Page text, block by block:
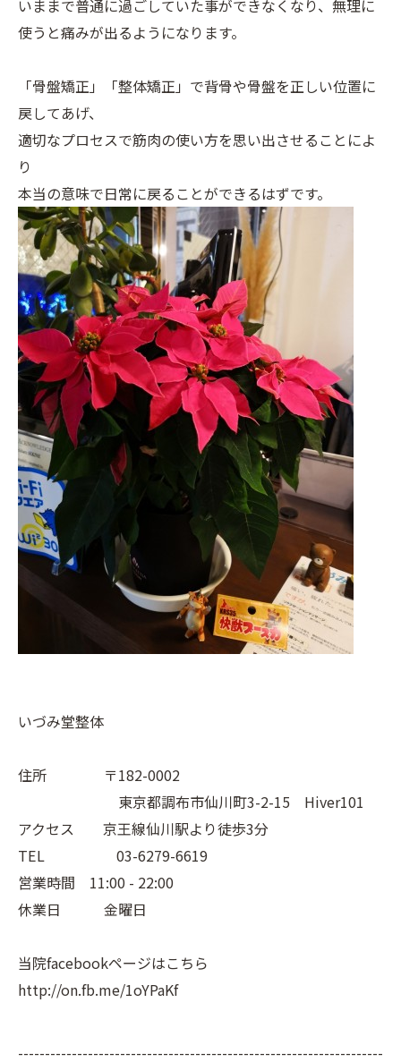
いままで普通に過ごしていた事ができなくなり、無理に
使うと痛みが出るようになります。
「骨盤矯正」「整体矯正」で背骨や骨盤を正しい位置に
戻してあげ、
適切なプロセスで筋肉の使い方を思い出させることによ
り
本当の意味で日常に戻ることができるはずです。
いづみ堂整体
住所 〒182-0002
東京都調布市仙川町3-2-15 Hiver101
アクセス 京王線仙川駅より徒歩3分
TEL 03-6279-6619
営業時間 11:00 - 22:00
休業日 金曜日
当院facebookページはこちら
http://on.fb.me/1oYPaKf
--------------------------------------------------------------------